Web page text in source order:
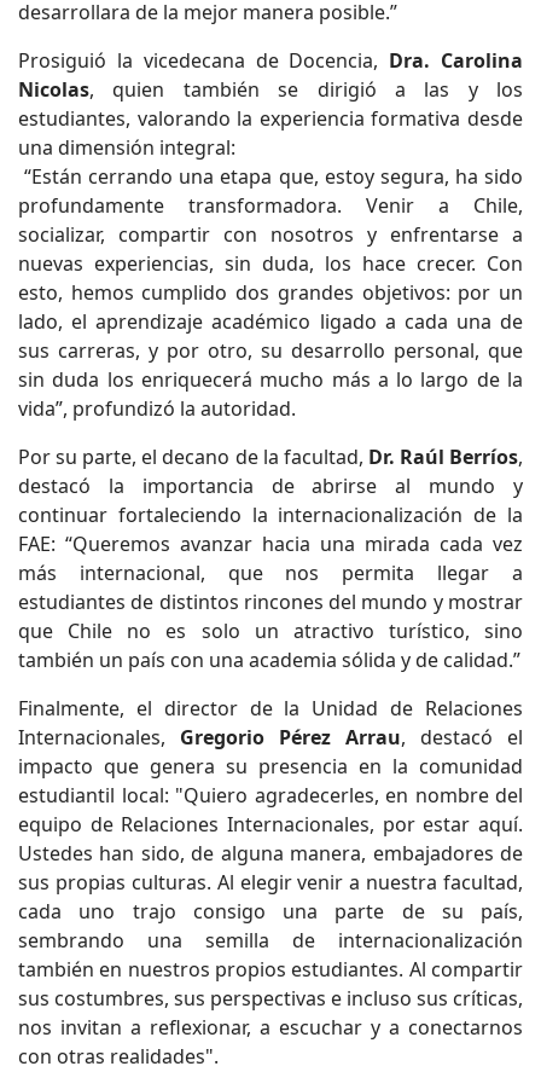
desarrollara de la mejor manera posible.”
Prosiguió la vicedecana de Docencia, Dra. Carolina
Nicolas, quien también se dirigió a las y los
estudiantes, valorando la experiencia formativa desde
una dimensión integral:
“Están cerrando una etapa que, estoy segura, ha sido
profundamente transformadora. Venir a Chile,
socializar, compartir con nosotros y enfrentarse a
nuevas experiencias, sin duda, los hace crecer. Con
esto, hemos cumplido dos grandes objetivos: por un
lado, el aprendizaje académico ligado a cada una de
sus carreras, y por otro, su desarrollo personal, que
sin duda los enriquecerá mucho más a lo largo de la
vida”, profundizó la autoridad.
Por su parte, el decano de la facultad, Dr. Raúl Berríos,
destacó la importancia de abrirse al mundo y
continuar fortaleciendo la internacionalización de la
FAE: “Queremos avanzar hacia una mirada cada vez
más internacional, que nos permita llegar a
estudiantes de distintos rincones del mundo y mostrar
que Chile no es solo un atractivo turístico, sino
también un país con una academia sólida y de calidad.”
Finalmente, el director de la Unidad de Relaciones
Internacionales, Gregorio Pérez Arrau, destacó el
impacto que genera su presencia en la comunidad
estudiantil local: "Quiero agradecerles, en nombre del
equipo de Relaciones Internacionales, por estar aquí.
Ustedes han sido, de alguna manera, embajadores de
sus propias culturas. Al elegir venir a nuestra facultad,
cada uno trajo consigo una parte de su país,
sembrando una semilla de internacionalización
también en nuestros propios estudiantes. Al compartir
sus costumbres, sus perspectivas e incluso sus críticas,
nos invitan a reflexionar, a escuchar y a conectarnos
con otras realidades".